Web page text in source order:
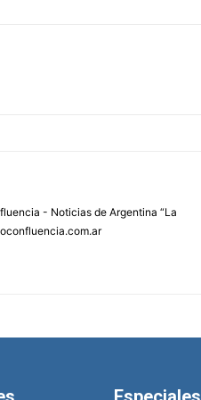
- Noticias de Argentina “La